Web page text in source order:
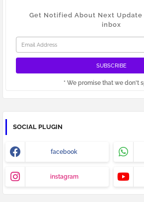
Get Notified About Next
inbox
* We promise that we don't
SOCIAL PLUGIN
facebook
instagram